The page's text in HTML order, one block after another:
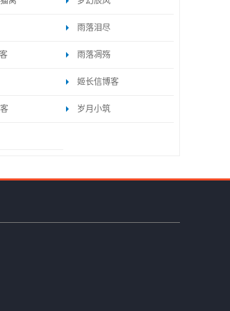
雨落泪尽
雨落凋殇
姬长信博客
岁月小筑